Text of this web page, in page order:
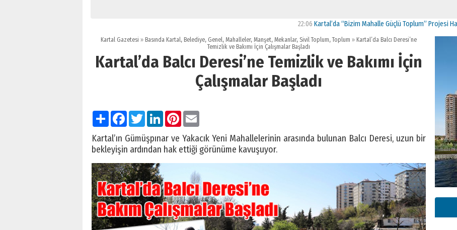
Kartal’da “Bizim Mahalle Güçlü Toplum” Projesi Hayata Geçti
Kartal Gazetesi » Basında Kartal, Belediye, Genel, Mahalleler, Manşet, Mekanlar, Sivil Toplum,Toplum » Kartal’da Balcı Deresi’ne
Temizlik ve Bakımı İçin Çalışmalar Başladı
Kartal’da Balcı Deresi’ne Temizlik ve Bakımı İçin
Çalışmalar Başladı
PaylaşFacebook
TwitterLinkedInPinterest
Kartal’ın Gümüşpınar ve Yakacık Yeni Mahallelerinin arasında bulunan Balcı Deresi, uzun bir
bekleyişin ardından hak ettiği görünüme kavuşuyor.